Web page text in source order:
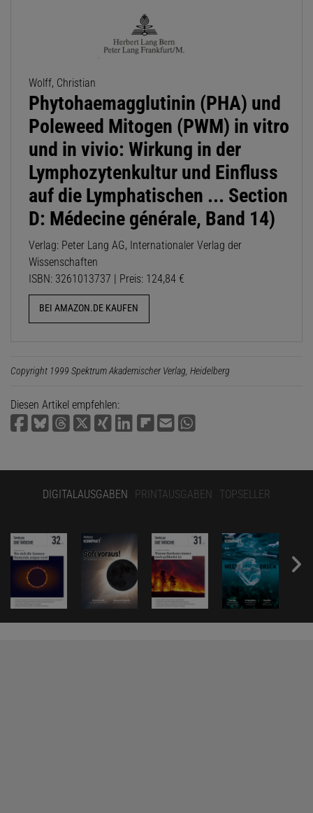
Wolff, Christian
Phytohaemagglutinin (PHA) und
Poleweed Mitogen (PWM) in vitro
und in vivio: Wirkung in der
Lymphozytenkultur und Einfluss
auf die Lymphatischen ... Section
D: Médecine générale, Band 14)
Verlag: Peter Lang AG, Internationaler Verlag der
Wissenschaften
ISBN: 3261013737 | Preis: 124,84 €
BEI AMAZON.DE KAUFEN
Copyright 1999 Spektrum Akademischer Verlag, Heidelberg
Diesen Artikel empfehlen:
DIGITALAUSGABEN PRINTAUSGABEN TOPSELLER